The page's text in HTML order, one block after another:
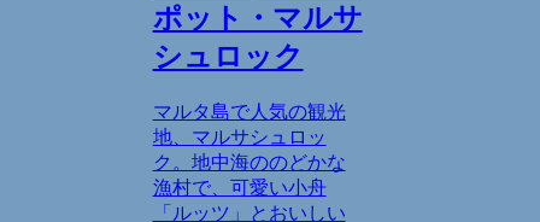
ポット・マルサ
シュロック
マルタ島で人気の観光
地、マルサシュロッ
ク。地中海ののどかな
漁村で、可愛い小舟
「ルッツ」とおいしい